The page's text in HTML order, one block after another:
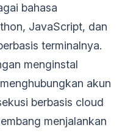
bahasa
JavaScript, dan
terminalnya.
menginstal
akun
berbasis cloud
menjalankan